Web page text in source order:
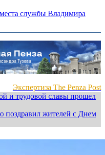
службы Владимира
Экспертиза The Penza Post
и трудовой славы прошел
поздравил жителей с Днем